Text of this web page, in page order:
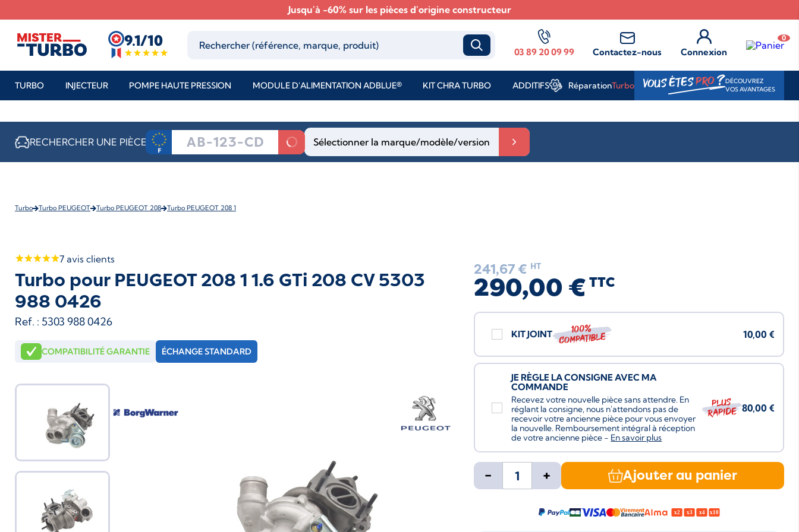
Jusqu'à -60% sur les pièces d'origine constructeur
9.1/10
03 89 20 09 99 Contactez-nous Connexion
0
TURBO INJECTEUR POMPE HAUTE PRESSION MODULE D'ALIMENTATION ADBLUE® KIT CHRA TURBO ADDITIFS RéparationTurbo VOUS ÊTESPRO?DÉCOUVREZ
VOS AVANTAGES
RECHERCHER UNE PIÈCE Sélectionner la marque/modèle/version
Turbo Turbo PEUGEOT Turbo PEUGEOT 208 Turbo PEUGEOT 208 1
7 avis clients
Turbo pour PEUGEOT 208 1 1.6 GTi 208 CV 5303
988 0426
Ref. : 5303 988 0426
COMPATIBILITÉ GARANTIE ÉCHANGE STANDARD
241,67 € HT
290,00 € TTC
KIT JOINT 100%
compatible 10,00 €
JE RÈGLE LA CONSIGNE AVEC MA
COMMANDE
Recevez votre nouvelle pièce sans attendre. En
réglant la consigne, nous n'attendons pas de
recevoir votre ancienne pièce pour vous envoyer
la nouvelle. Remboursement intégral à réception
de votre ancienne pièce - En savoir plus
Plus
rapide 80,00 €
- + Ajouter au panier